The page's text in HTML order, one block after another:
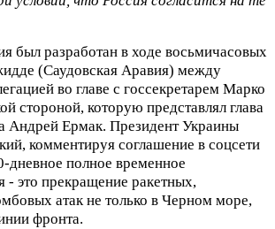
был разработан в ходе восьмичасовых
(Саудовская Аравия) между
во главе с госсекретарем Марко
стороной, которую представлял глава
Андрей Ермак. Президент Украины
комментируя соглашение в соцсети
дневное полное временное
- это прекращение ракетных,
атак не только в Черном море,
фронта.